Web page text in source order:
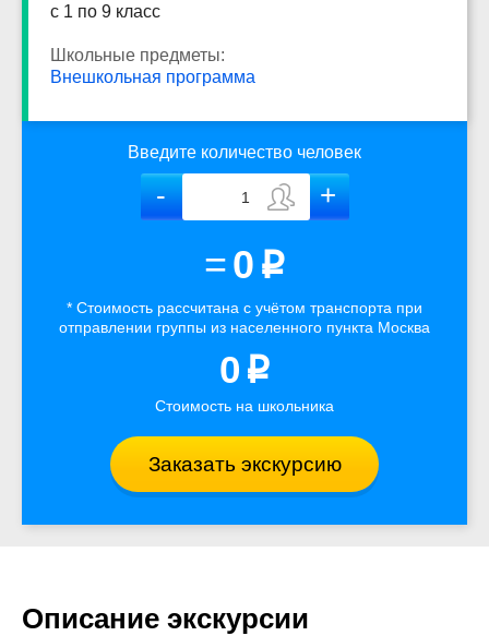
с 1 по 9 класс
Школьные предметы:
Внешкольная программа
Введите количество человек
=0 p
* Стоимость рассчитана с учётом транспорта при
отправлении группы из населенного пункта Москва
0 p
Стоимость на школьника
Заказать экскурсию
Описание экскурсии